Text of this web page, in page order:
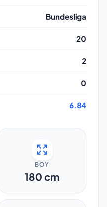
Bundesliga
20
2
0
6.84
BOY
180 cm